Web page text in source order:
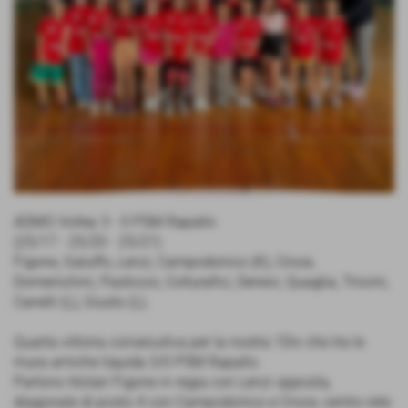
ADMO Volley 3 - 0 PSM Rapallo
Figone, Galuffo, Lenzi, Campodonico (K), Croce,
Domenichini, Pasticcio, Collurafici, Denevi, Quaglia, Trovini,
Canelli (L), Giusto (L).
Quarta vittoria consecutiva per la nostra 1Div che tra le
mura amiche liquida 3/0 PSM Rapallo.
Partono titolari Figone in regia con Lenzi opposta,
diagonale di posto 4 con Campodonico e Croce, centro rete